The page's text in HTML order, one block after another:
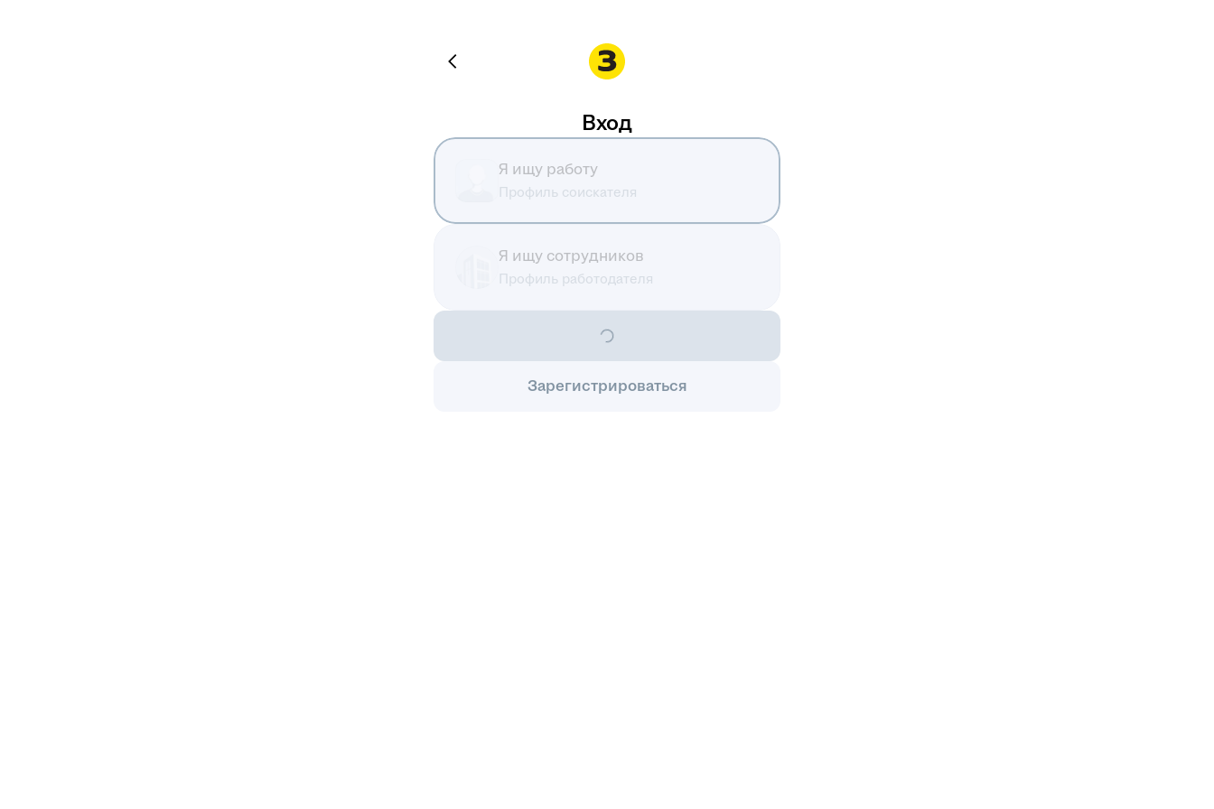
Вход
Я ищу работу
Профиль соискателя
Я ищу сотрудников
Профиль работодателя
Зарегистрироваться